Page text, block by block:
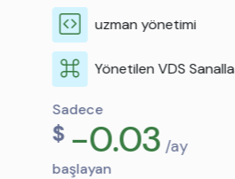
uzman yönetimi
Yönetilen VDS Sanallaştırma
Sadece
-0.03 /ay
başlayan